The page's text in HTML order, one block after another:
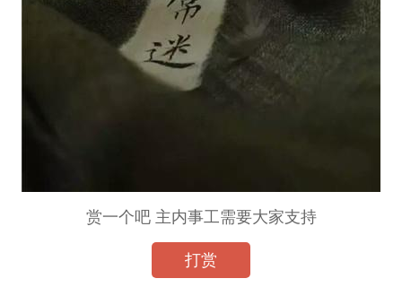
赏一个吧 主内事工需要大家支持
打赏